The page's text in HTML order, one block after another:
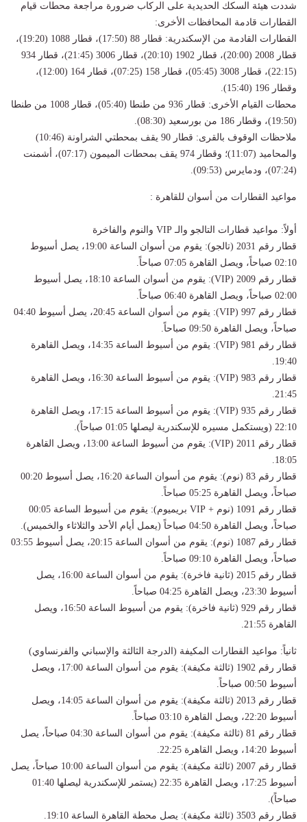
شددت هيئة السكك الحديدية على الركاب ضرورة مراجعة محطات قيام
القطارات قادمة المحافظات الأخرى:
القطارات القادمة من الإسكندرية: قطار 88 (17:50)، قطار 1088 (19:20)،
قطار 2008 (20:00)، قطار 1902 (20:10)، قطار 3006 (21:45)، قطار 934
(22:15)، قطار 3008 (05:45)، قطار 158 (07:25)، قطار 164 (12:00)،
وقطار 196 (15:40).
محطات القيام الأخرى: قطار 936 من طنطا (05:40)، قطار 1008 من طنطا
(19:50)، وقطار 186 من بورسعيد (08:30).
ملاحظات الوقوف بالقرى: قطار 90 يقف بمحطتي الشراونة (10:46)
والمحاميد (11:07)؛ وقطار 974 يقف بمحطات الميمون (07:17)، أشمنت
(07:24)، ودمايرس (09:53).
مواعيد القطارات من أسوان للقاهرة :
أولاً: مواعيد قطارات التالجو والـ VIP والنوم والفاخرة
قطار رقم 2031 (تالجو): يقوم من أسوان الساعة 19:00، يصل أسيوط
02:10 صباحاً، ويصل القاهرة 07:05 صباحاً.
قطار رقم 2009 (VIP): يقوم من أسوان الساعة 18:10، يصل أسيوط
02:00 صباحاً، ويصل القاهرة 06:40 صباحاً.
قطار رقم 997 (VIP): يقوم من أسوان الساعة 20:45، يصل أسيوط 04:40
صباحاً، ويصل القاهرة 09:50 صباحاً.
قطار رقم 981 (VIP): يقوم من أسيوط الساعة 14:35، ويصل القاهرة
19:40.
قطار رقم 983 (VIP): يقوم من أسيوط الساعة 16:30، ويصل القاهرة
21:45.
قطار رقم 935 (VIP): يقوم من أسيوط الساعة 17:15، ويصل القاهرة
22:10 (ويستكمل مسيره للإسكندرية ليصلها 01:05 صباحاً).
قطار رقم 2011 (VIP): يقوم من أسيوط الساعة 13:00، ويصل القاهرة
18:05.
قطار رقم 83 (نوم): يقوم من أسوان الساعة 16:20، يصل أسيوط 00:20
صباحاً، ويصل القاهرة 05:25 صباحاً.
قطار رقم 1091 (نوم + VIP بريميوم): يقوم من أسيوط الساعة 00:05
صباحاً، ويصل القاهرة 04:50 صباحاً (يعمل أيام الأحد والثلاثاء والخميس).
قطار رقم 1087 (نوم): يقوم من أسوان الساعة 20:15، يصل أسيوط 03:55
صباحاً، ويصل القاهرة 09:10 صباحاً.
قطار رقم 2015 (ثانية فاخرة): يقوم من أسوان الساعة 16:00، يصل
أسيوط 23:30، ويصل القاهرة 04:25 صباحاً.
قطار رقم 929 (ثانية فاخرة): يقوم من أسيوط الساعة 16:50، ويصل
القاهرة 21:55.
ثانياً: مواعيد القطارات المكيفة (الدرجة الثالثة والإسباني والفرنساوي)
قطار رقم 1902 (ثالثة مكيفة): يقوم من أسوان الساعة 17:00، ويصل
أسيوط 00:50 صباحاً.
قطار رقم 2013 (ثالثة مكيفة): يقوم من أسوان الساعة 14:05، ويصل
أسيوط 22:20، ويصل القاهرة 03:10 صباحاً.
قطار رقم 81 (ثالثة مكيفة): يقوم من أسوان الساعة 04:30 صباحاً، يصل
أسيوط 14:20، ويصل القاهرة 22:25.
قطار رقم 2007 (ثالثة مكيفة): يقوم من أسوان الساعة 10:00 صباحاً، يصل
أسيوط 17:25، ويصل القاهرة 22:35 (يستمر للإسكندرية ليصلها 01:40
صباحاً).
قطار رقم 3503 (ثالثة مكيفة): يصل محطة القاهرة الساعة 19:10.